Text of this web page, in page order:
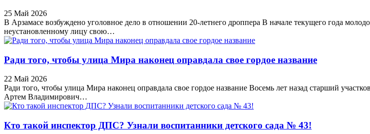
25 Май 2026
В Арзамасе возбуждено уголовное дело в отношении 20-летнего дроппера В начале текущего года
неустановленному лицу свою…
Ради того, чтобы улица Мира наконец оправдала свое гордое название
22 Май 2026
Ради того, чтобы улица Мира наконец оправдала свое гордое название Восемь лет назад старший
Артем Владимирович…
Кто такой инспектор ДПС? Узнали воспитанники детского сада № 43!